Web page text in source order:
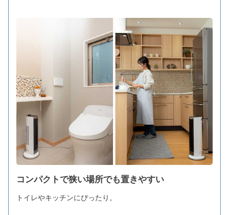
コンパクトで狭い場所でも置きやすい
トイレやキッチンにぴったり。